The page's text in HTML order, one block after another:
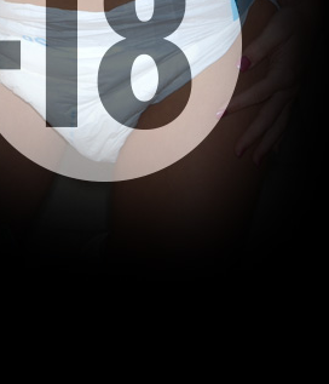
Nom d'utilisateur
Mot de passe